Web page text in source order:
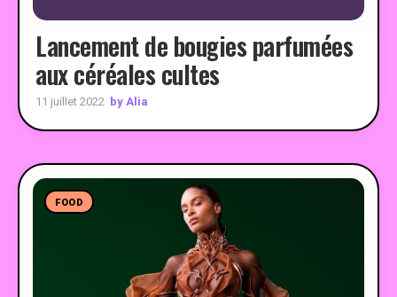
Lancement de bougies parfumées
aux céréales cultes
11 juillet 2022 by Alia
FOOD